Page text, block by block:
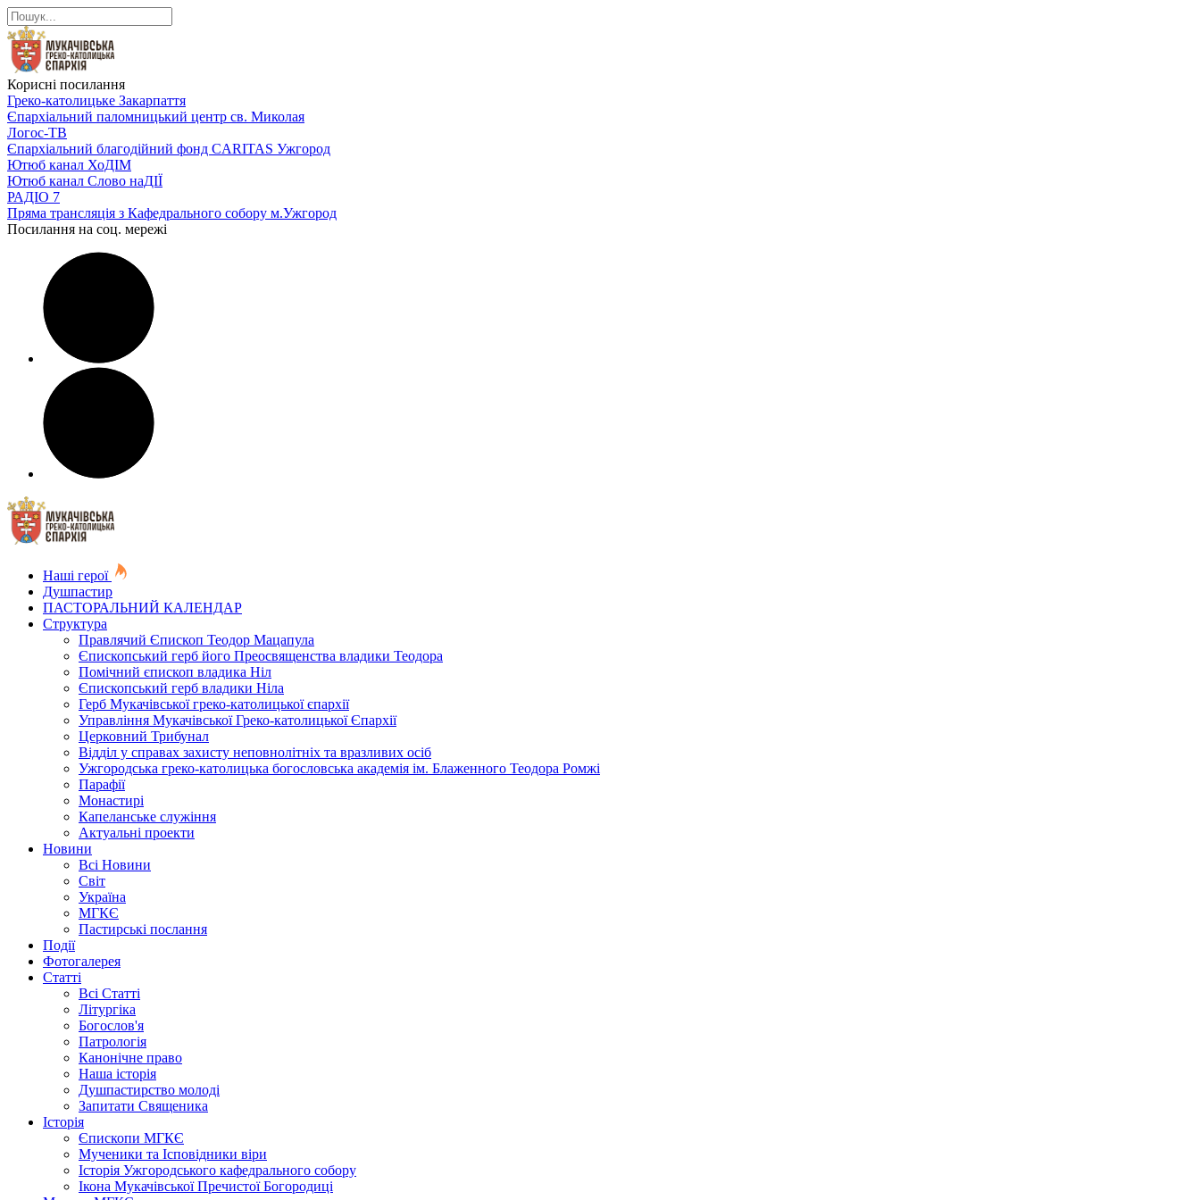
Корисні посилання
Греко-католицьке Закарпаття
Єпархіальний паломницький центр св. Миколая
Логос-ТВ
Єпархіальний благодійний фонд CARITAS Ужгород
Ютюб канал ХоДІМ
Ютюб канал Слово наДІЇ
РАДІО 7
Пряма трансляція з Кафедрального собору м.Ужгород
Посилання на соц. мережі
Наші герої
Душпастир
ПАСТОРАЛЬНИЙ КАЛЕНДАР
Структура
Правлячий Єпископ Теодор Мацапула
Єпископський герб його Преосвященства владики Теодора
Помічний єпископ владика Ніл
Єпископський герб владики Ніла
Герб Мукачівської греко-католицької єпархії
Управління Мукачівської Греко-католицької Єпархії
Церковний Трибунал
Відділ у справах захисту неповнолітніх та вразливих осіб
Ужгородська греко-католицька богословська академія ім. Блаженного Теодора Ромжі
Парафії
Монастирі
Капеланське служіння
Актуальні проекти
Новини
Всі Новини
Світ
Україна
МГКЄ
Пастирські послання
Події
Фотогалерея
Статті
Всі Статті
Літургіка
Богослов'я
Патрологія
Канонічне право
Наша історія
Душпастирство молоді
Запитати Священика
Історія
Єпископи МГКЄ
Мученики та Ісповідники віри
Історія Ужгородського кафедрального собору
Ікона Мукачівської Пречистої Богородиці